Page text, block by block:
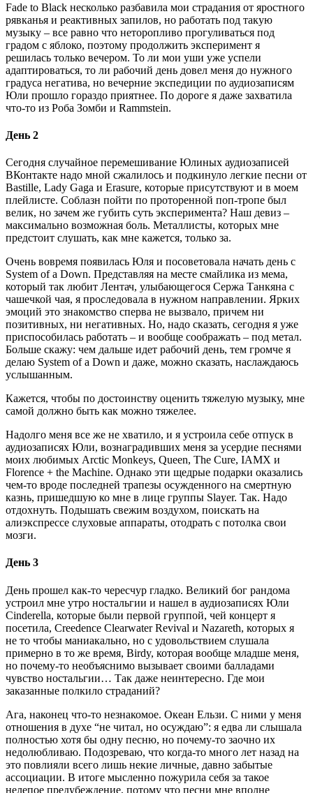
Fade to Black несколько разбавила мои страдания от яростного
рявканья и реактивных запилов, но работать под такую
музыку – все равно что неторопливо прогуливаться под
градом с яблоко, поэтому продолжить эксперимент я
решилась только вечером. То ли мои уши уже успели
адаптироваться, то ли рабочий день довел меня до нужного
градуса негатива, но вечерние экспедиции по аудиозаписям
Юли прошло гораздо приятнее. По дороге я даже захватила
что-то из Роба Зомби и Rammstein.
День 2
Сегодня случайное перемешивание Юлиных аудиозаписей
ВКонтакте надо мной сжалилось и подкинуло легкие песни от
Bastille, Lady Gaga и Erasure, которые присутствуют и в моем
плейлисте. Соблазн пойти по проторенной поп-тропе был
велик, но зачем же губить суть эксперимента? Наш девиз –
максимально возможная боль. Металлисты, которых мне
предстоит слушать, как мне кажется, только за.
Очень вовремя появилась Юля и посоветовала начать день с
System of a Down. Представляя на месте смайлика из мема,
который так любит Лентач, улыбающегося Сержа Танкяна с
чашечкой чая, я проследовала в нужном направлении. Ярких
эмоций это знакомство сперва не вызвало, причем ни
позитивных, ни негативных. Но, надо сказать, сегодня я уже
приспособилась работать – и вообще соображать – под метал.
Больше скажу: чем дальше идет рабочий день, тем громче я
делаю System of a Down и даже, можно сказать, наслаждаюсь
услышанным.
Кажется, чтобы по достоинству оценить тяжелую музыку, мне
самой должно быть как можно тяжелее.
Надолго меня все же не хватило, и я устроила себе отпуск в
аудиозаписях Юли, вознаградивших меня за усердие песнями
моих любимых Arctic Monkeys, Queen, The Cure, IAMX и
Florence + the Machine. Однако эти щедрые подарки оказались
чем-то вроде последней трапезы осужденного на смертную
казнь, пришедшую ко мне в лице группы Slayer. Так. Надо
отдохнуть. Подышать свежим воздухом, поискать на
алиэкспрессе слуховые аппараты, отодрать с потолка свои
мозги.
День 3
День прошел как-то чересчур гладко. Великий бог рандома
устроил мне утро ностальгии и нашел в аудиозаписях Юли
Cinderella, которые были первой группой, чей концерт я
посетила, Creedence Clearwater Revival и Nazareth, которых я
не то чтобы маниакально, но с удовольствием слушала
примерно в то же время, Birdy, которая вообще младше меня,
но почему-то необъяснимо вызывает своими балладами
чувство ностальгии… Так даже неинтересно. Где мои
заказанные полкило страданий?
Ага, наконец что-то незнакомое. Океан Ельзи. С ними у меня
отношения в духе “не читал, но осуждаю”: я едва ли слышала
полностью хотя бы одну песню, но почему-то заочно их
недолюбливаю. Подозреваю, что когда-то много лет назад на
это повлияли всего лишь некие личные, давно забытые
ассоциации. В итоге мысленно пожурила себя за такое
нелепое предубеждение, потому что песни мне вполне